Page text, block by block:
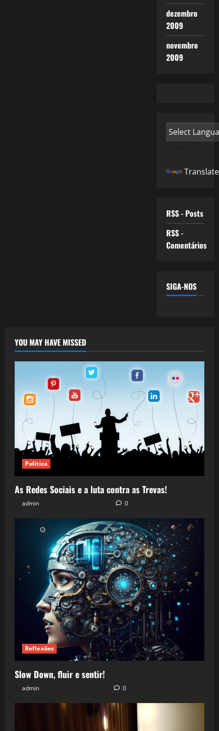
dezembro
2009
novembro
2009
Translate
RSS - Posts
RSS -
Comentários
SIGA-NOS
YOU MAY HAVE MISSED
Política
As Redes Sociais e a luta contra as Trevas!
admin 0
Reflexões
Slow Down, fluir e sentir!
admin 0